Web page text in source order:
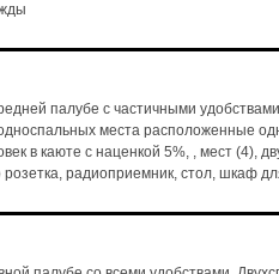
палубе с частичными
места расположенные
в каюте с наценкой 5%, , мест (4),
розетка, радиоприемник, стол, шкаф